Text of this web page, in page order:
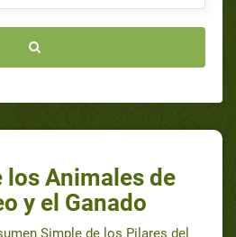
los Animales de
y el Ganado
Simple de los Pilares del